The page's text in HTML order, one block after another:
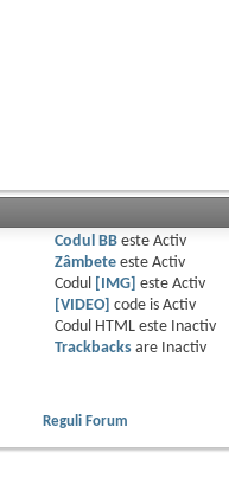
Codul BBeste Activ
Zâmbeteeste Activ
Codul
[IMG] este Activ
[VIDEO] code is Activ
Codul HTML este
Inactiv
Trackbacksare
Inactiv
Reguli Forum